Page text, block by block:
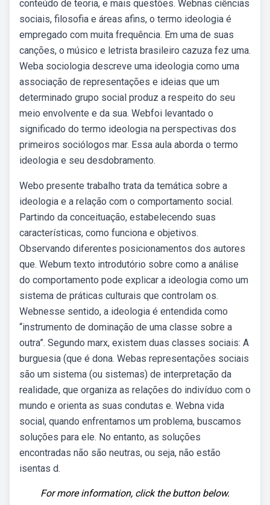
conteúdo de teoria, e mais questões. Webnas ciências
sociais, filosofia e áreas afins, o termo ideologia é
empregado com muita frequência. Em uma de suas
canções, o músico e letrista brasileiro cazuza fez uma.
Weba sociologia descreve uma ideologia como uma
associação de representações e ideias que um
determinado grupo social produz a respeito do seu
meio envolvente e da sua. Webfoi levantado o
significado do termo ideologia na perspectivas dos
primeiros sociólogos mar. Essa aula aborda o termo
ideologia e seu desdobramento.
Webo presente trabalho trata da temática sobre a
ideologia e a relação com o comportamento social.
Partindo da conceituação, estabelecendo suas
características, como funciona e objetivos.
Observando diferentes posicionamentos dos autores
que. Webum texto introdutório sobre como a análise
do comportamento pode explicar a ideologia como um
sistema de práticas culturais que controlam os.
Webnesse sentido, a ideologia é entendida como
“instrumento de dominação de uma classe sobre a
outra”. Segundo marx, existem duas classes sociais: A
burguesia (que é dona. Webas representações sociais
são um sistema (ou sistemas) de interpretação da
realidade, que organiza as relações do indivíduo com o
mundo e orienta as suas condutas e. Webna vida
social, quando enfrentamos um problema, buscamos
soluções para ele. No entanto, as soluções
encontradas não são neutras, ou seja, não estão
isentas d.
For more information, click the button below.